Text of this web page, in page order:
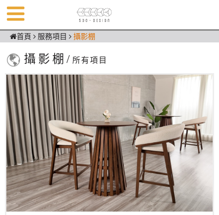
首頁 服務項目 攝影棚
攝影棚/ 所有項目